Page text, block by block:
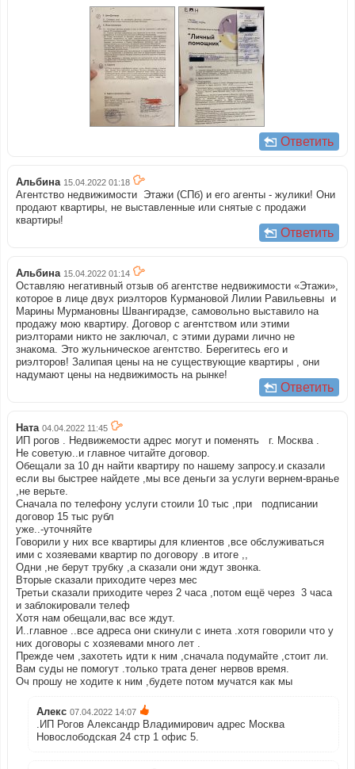
Ответить
Альбина 15.04.2022 01:18
Агентство недвижимости Этажи (СПб) и его агенты - жулики! Они
продают квартиры, не выставленные или снятые с продажи
квартиры!
Ответить
Альбина 15.04.2022 01:14
Оставляю негативный отзыв об агентстве недвижимости «Этажи»,
которое в лице двух риэлторов Курмановой Лилии Равильевны и
Марины Мурмановны Швангирадзе, самовольно выставило на
продажу мою квартиру. Договор с агентством или этими
риэлторами никто не заключал, с этими дурами лично не
знакома. Это жульническое агентство. Берегитесь его и
риэлторов! Залипая цены на не существующие квартиры , они
надумают цены на недвижимость на рынке!
Ответить
Ната 04.04.2022 11:45
ИП рогов . Недвижемости адрес могут и поменять г. Москва .
Не советую..и главное читайте договор.
Обещали за 10 дн найти квартиру по нашему запросу.и сказали
если вы быстрее найдете ,мы все деньги за услуги вернем-вранье
,не верьте.
Сначала по телефону услуги стоили 10 тыс ,при подписании
договор 15 тыс рубл
уже..-уточняйте
Говорили у них все квартиры для клиентов ,все обслуживаться
ими с хозяевами квартир по договору .в итоге ,,
Одни ,не берут трубку ,а сказали они ждут звонка.
Вторые сказали приходите через мес
Третьи сказали приходите через 2 часа ,потом ещё через 3 часа
и заблокировали телеф
Хотя нам обещали,вас все ждут.
И..главное ..все адреса они скинули с инета .хотя говорили что у
них договоры с хозяевами много лет .
Прежде чем ,захотеть идти к ним ,сначала подумайте ,стоит ли.
Вам суды не помогут .только трата денег нервов время.
Оч прошу не ходите к ним ,будете потом мучатся как мы
Алекс 07.04.2022 14:07
.ИП Рогов Александр Владимирович адрес Москва
Новослободская 24 стр 1 офис 5.